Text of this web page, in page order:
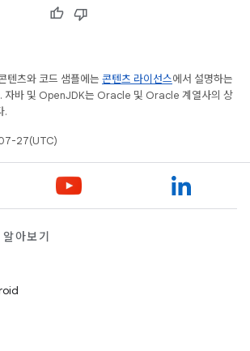
텐츠와 코드 샘플에는 콘텐츠 라이선스에서 설명하는
. 자바 및 OpenJDK는 Oracle 및 Oracle 계열사의 상
.
27(UTC)
아보기